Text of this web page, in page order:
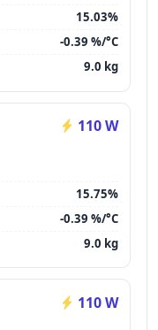
15.03%
-0.39 %/°C
9.0 kg
110 W
15.75%
-0.39 %/°C
9.0 kg
110 W